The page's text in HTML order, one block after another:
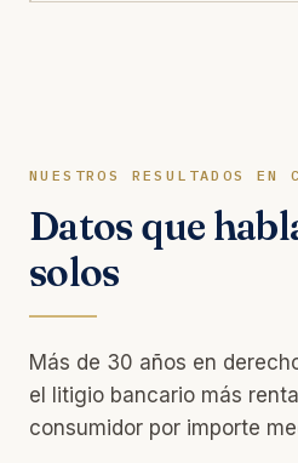
NUESTROS RESULTADOS EN
Datos que
solos
Más de 30 años en
el litigio bancario más
consumidor por importe